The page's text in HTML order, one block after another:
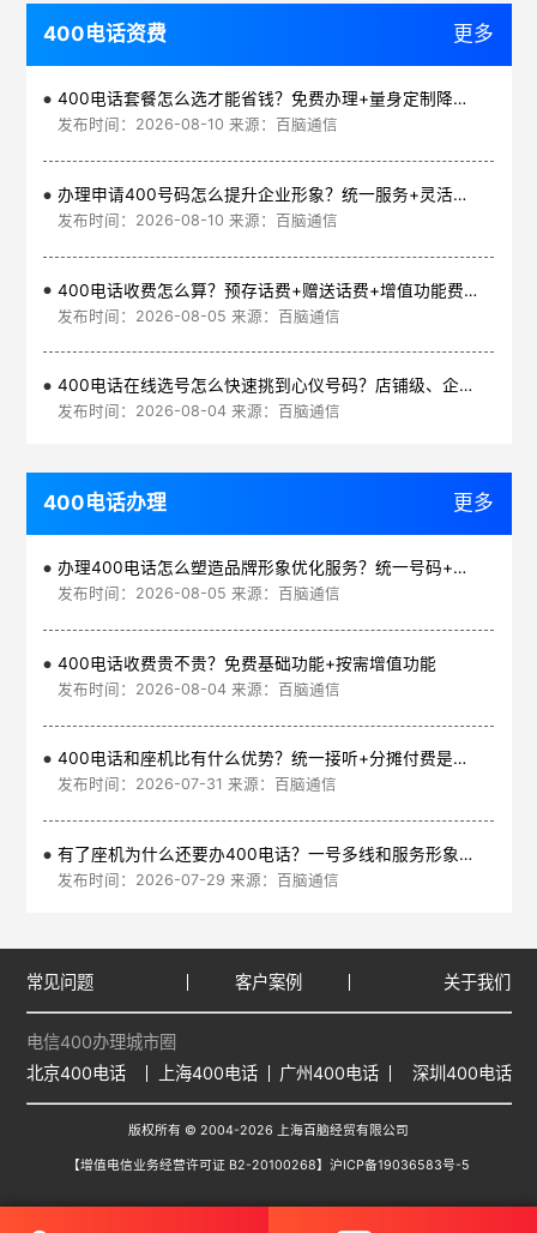
400电话资费 更多
400电话套餐怎么选才能省钱？免费办理+量身定制降低通信成本
发布时间：2026-08-10 来源：百脑通信
办理申请400号码怎么提升企业形象？统一服务+灵活号段+高效通信
发布时间：2026-08-10 来源：百脑通信
400电话收费怎么算？预存话费+赠送话费+增值功能费透明实惠
发布时间：2026-08-05 来源：百脑通信
400电话在线选号怎么快速挑到心仪号码？店铺级、企业级、集团级一次看清
发布时间：2026-08-04 来源：百脑通信
400电话办理 更多
办理400电话怎么塑造品牌形象优化服务？统一号码+智能管理平台
发布时间：2026-08-05 来源：百脑通信
400电话收费贵不贵？免费基础功能+按需增值功能
发布时间：2026-08-04 来源：百脑通信
400电话和座机比有什么优势？统一接听+分摊付费是核心
发布时间：2026-07-31 来源：百脑通信
有了座机为什么还要办400电话？一号多线和服务形象是核心
发布时间：2026-07-29 来源：百脑通信
常见问题 客户案例 关于我们
电信400办理城市圈
北京400电话
上海400电话 广州400电话 深圳400电话
版权所有 © 2004-2026 上海百脑经贸有限公司
【增值电信业务经营许可证 B2-20100268】 沪ICP备19036583号-5